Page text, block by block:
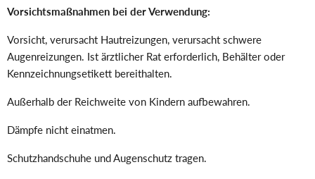
Vorsichtsmaßnahmen bei der Verwendung:
Vorsicht, verursacht Hautreizungen, verursacht schwere
Augenreizungen. Ist ärztlicher Rat erforderlich, Behälter oder
Kennzeichnungsetikett bereithalten.
Außerhalb der Reichweite von Kindern aufbewahren.
Dämpfe nicht einatmen.
Schutzhandschuhe und Augenschutz tragen.